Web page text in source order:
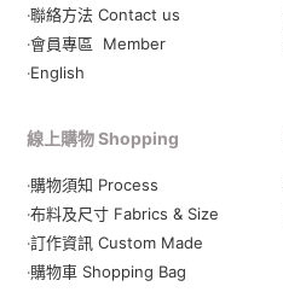
‧聯絡方法 Contact us
‧會員專區 Member
‧English
線上購物 Shopping
‧購物須知 Process
‧布料及尺寸 Fabrics & Size
‧訂作資訊 Custom Made
‧購物車 Shopping Bag